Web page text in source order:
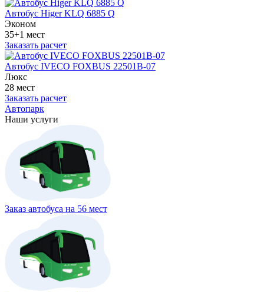
Автобус Higer KLQ 6885 Q
Эконом
35+1 мест
Заказать расчет
Автобус IVECO FOXBUS 22501В-07
Люкс
28 мест
Заказать расчет
Автопарк
Наши услуги
Заказ автобуса на 56 мест